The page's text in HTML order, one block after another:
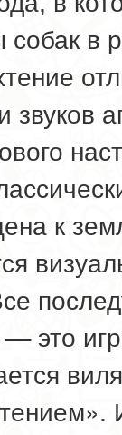
собак в
звуков
к
— это